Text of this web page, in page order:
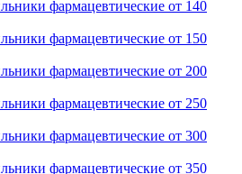
фармацевтические от 140
фармацевтические от 150
фармацевтические от 200
фармацевтические от 250
фармацевтические от 300
фармацевтические от 350